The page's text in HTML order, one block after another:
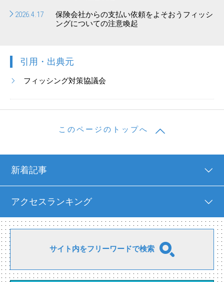
2026.4.17
保険会社からの支払い依頼をよそおうフィッシ
ングについての注意喚起
引用・出典元
フィッシング対策協議会
このページのトップへ
新着記事
アクセスランキング
サイト内をフリーワードで検索